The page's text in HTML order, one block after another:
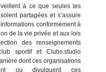
à ce que seules les
partagées et s’assure
conformément à
de la vie privée et aux lois
des renseignements
sportif et Clubs.studio
dont ces organisations
ou divulguent ces